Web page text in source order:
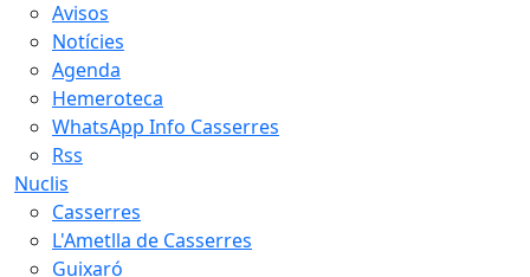
Avisos
Notícies
Agenda
Hemeroteca
WhatsApp Info Casserres
Rss
Nuclis
Casserres
L'Ametlla de Casserres
Guixaró